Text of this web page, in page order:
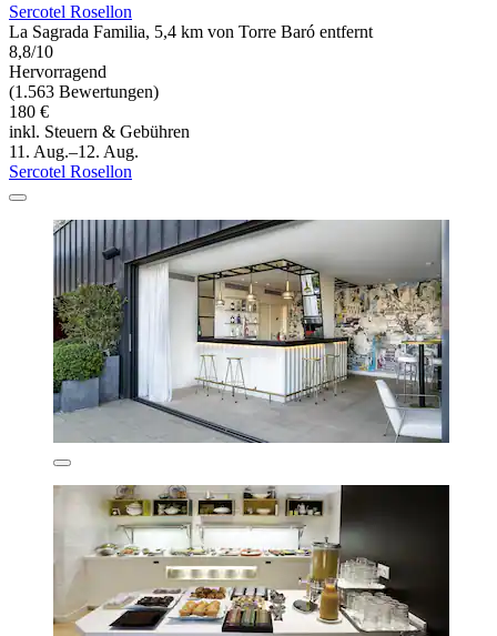
Sercotel Rosellon
La Sagrada Familia, 5,4 km von Torre Baró entfernt
8,8/10
Hervorragend
(1.563 Bewertungen)
180 €
inkl. Steuern & Gebühren
11. Aug.–12. Aug.
Sercotel Rosellon